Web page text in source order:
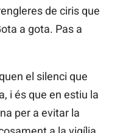
de ciris que
a gota. Pas a
el silenci que
i és que en estiu la
per a evitar la